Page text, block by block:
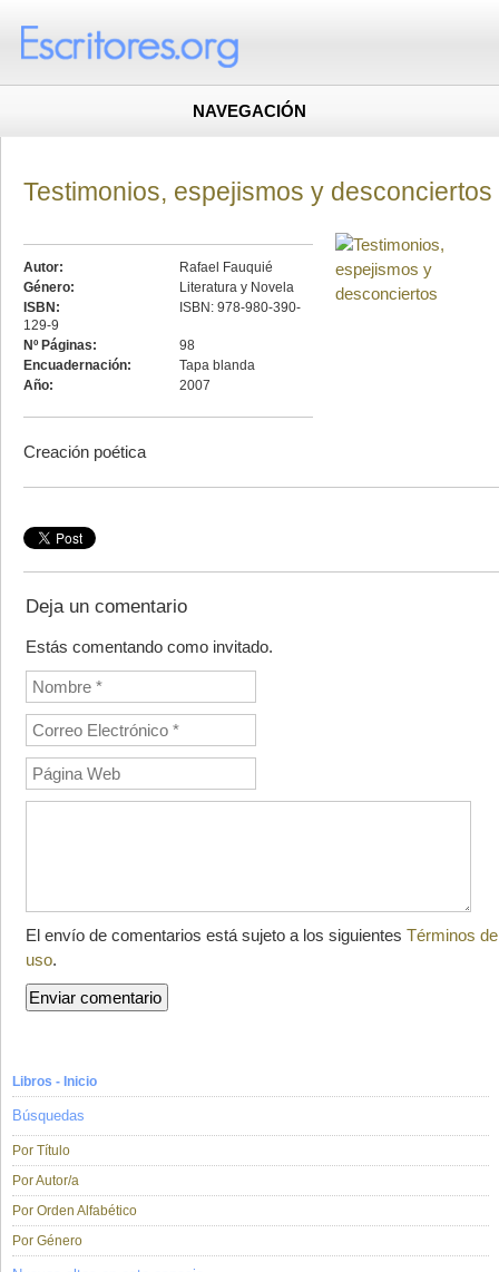
NAVEGACIÓN
Testimonios, espejismos y desconciertos
Autor:
Rafael Fauquié
Género:
Literatura y Novela
ISBN:
ISBN: 978-980-390-
129-9
Nº Páginas:
98
Encuadernación:
Tapa blanda
Año:
2007
Creación poética
Deja un comentario
Estás comentando como invitado.
El envío de comentarios está sujeto a los siguientes Términos de
uso.
Libros - Inicio
Búsquedas
Por Título
Por Autor/a
Por Orden Alfabético
Por Género